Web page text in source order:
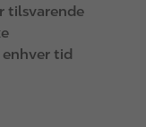
tilsvarende
tid